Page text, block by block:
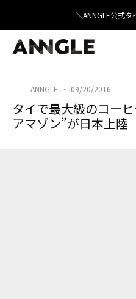
＼ANNGLE公式
ANNGLE · 09/20/2016
タイで最大級のコー
アマゾン”が日本上陸